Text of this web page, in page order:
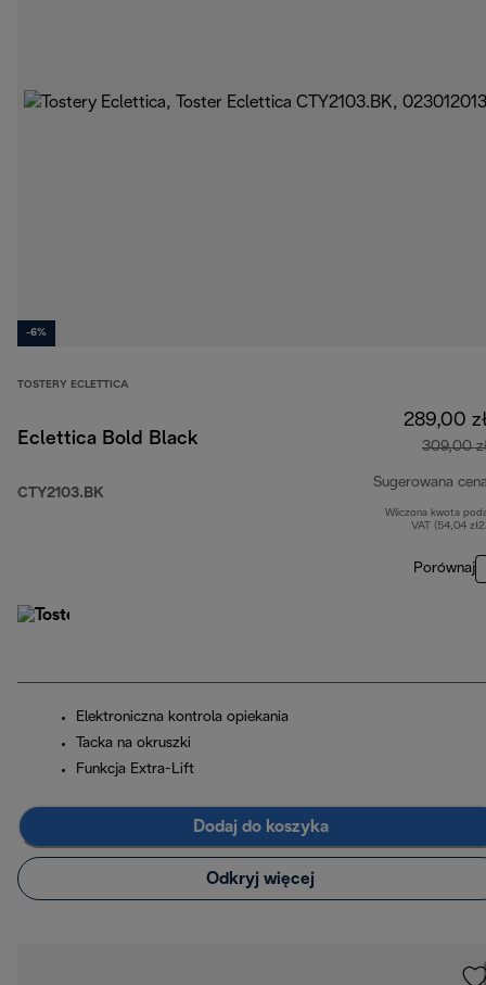
-6%
TOSTERY ECLETTICA
Eclettica Bold Black
CTY2103.BK
289,00
309,00
Sugerowana
Wliczona kwota
VAT (54,04
Porównaj
Elektroniczna kontrola opiekania
Tacka na okruszki
Funkcja Extra-Lift
Dodaj do koszyka
Odkryj więcej